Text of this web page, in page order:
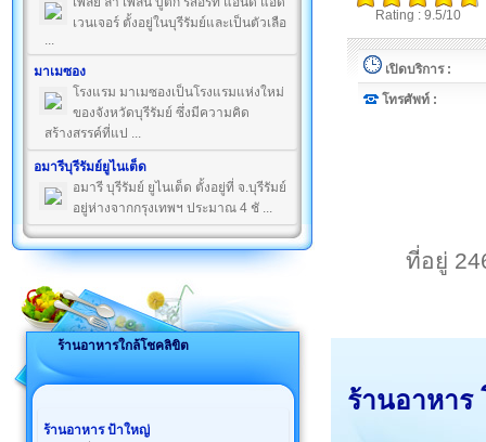
เวนเจอร์ ตั้งอยู่ในบุรีรัมย์และเป็นตัวเลือ
...
มาเมซอง
โรงแรม มาเมซองเป็นโรงแรมแห่งใหม่
ของจังหวัดบุรีรัมย์ ซึ่งมีความคิด
สร้างสรรค์ที่แป ...
อมารีบุรีรัมย์ยูไนเต็ด
อมารี บุรีรัมย์ ยูไนเต็ด ตั้งอยู่ที่ จ.บุรีรัมย์
อยู่ห่างจากกรุงเทพฯ ประมาณ 4 ชั ...
ร้านอาหารใกล้โชคลิขิต
ร้านอาหาร ป้าใหญ่
Rating : 9.5/10
เปิดบริการ :
โทรศัพท์ :
ที่อยู่
ร้านอาหาร